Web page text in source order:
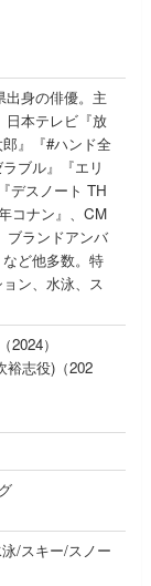
出身の俳優。主
日本テレビ『放
』『#ハンド全
ブル』『エリ
デスノート TH
コナン』、CM
ブランドアンバ
ど他多数。特
ン、水泳、ス
2024）
裕志役)（202
/スキー/スノー